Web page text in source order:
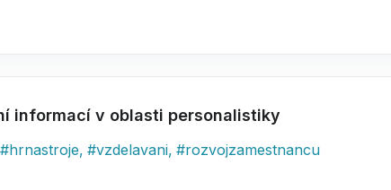
informací v oblasti personalistiky
#hrnastroje, #vzdelavani, #rozvojzamestnancu